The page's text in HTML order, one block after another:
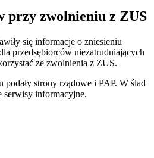
przy zwolnieniu z ZUS
się informacje o zniesieniu
przedsębiorców niezatrudniających
ze zwolnienia z ZUS.
strony rządowe i PAP. W ślad
serwisy informacyjne.